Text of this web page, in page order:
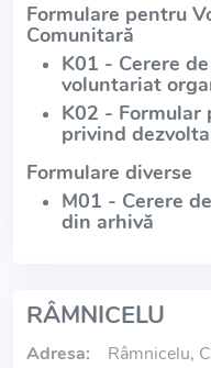
Formulare pentru
Comunitară
K01 - Cerere
voluntariat
K02 - Formular
privind
Formulare diverse
M01 - Cerere
din arhivă
RÂMNICELU
Adresa:
Râmnicelu,